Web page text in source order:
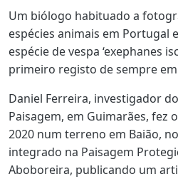
Um biólogo habituado a
espécies animais em Portugal
espécie de vespa ‘exephanes
primeiro registo de sempre
Daniel Ferreira, investigador
Paisagem, em Guimarães,
2020 num terreno em Baião,
integrado na Paisagem
Aboboreira, publicando um